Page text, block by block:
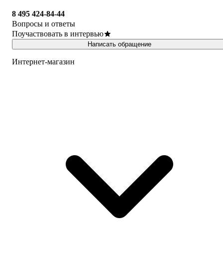
8 495 424-84-44
Вопросы и ответы
Поучаствовать в интервью
Написать обращение
Интернет-магазин